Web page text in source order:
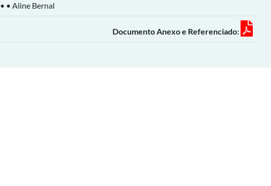
• • Aline Bernal
Documento Anexo e Referenciado: